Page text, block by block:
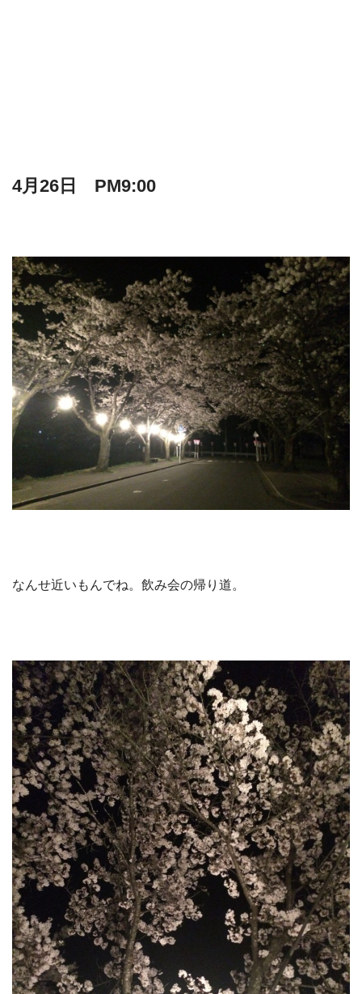
4月26日 PM9:00
なんせ近いもんでね。飲み会の帰り道。